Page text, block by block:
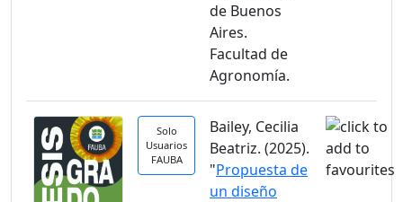
de Buenos
Aires.
Facultad de
Agronomía.
Solo
Usuarios
FAUBA
Bailey, Cecilia
Beatriz. (2025).
"Propuesta de
un diseño